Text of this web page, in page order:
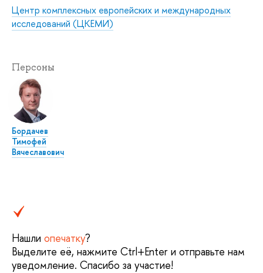
Центр комплексных европейских и международных
исследований (ЦКЕМИ)
Персоны
Бордачев
Тимофей
Вячеславович
Нашли опечатку?
Выделите её, нажмите Ctrl+Enter и отправьте нам
уведомление. Спасибо за участие!